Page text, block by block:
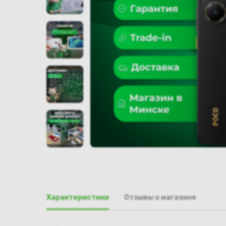
Характеристики Отзывы о магазине